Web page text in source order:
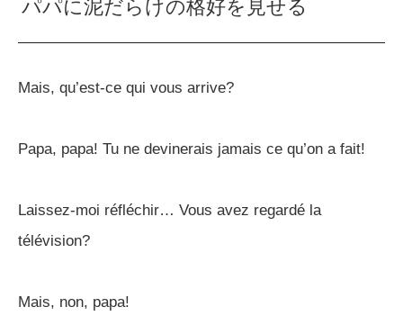
パパに泥だらけの格好を見せる
Mais, qu’est-ce qui vous arrive?
Papa, papa! Tu ne devinerais jamais ce qu’on a fait!
Laissez-moi réfléchir… Vous avez regardé la
télévision?
Mais, non, papa!